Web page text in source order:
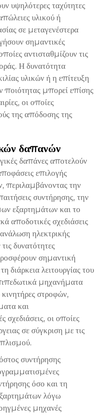
υψηλότερες ταχύτητες
υλικού ή
σε μεταγενέστερα
σημαντικές
αντισταθμίζουν τις
Η δυνατότητα
υλικών ή η επίτευξη
ποιότητας μπορεί επίσης
οι οποίες
της απόδοσης της
δαπανών
δαπάνες αποτελούν
επιλογής
περιλαμβάνοντας την
συντήρησης, την
εξαρτημάτων και το
αποδοτικές σχεδιάσεις
ηλεκτρικής
δυνατότητες
σημαντική
διάρκεια λειτουργίας του
μηχανήματα
στροφών,
και
σχεδιάσεις, οι οποίες
σε σύγκριση με τις
συντήρησης
όσο και τη
λόγω
μηχανές